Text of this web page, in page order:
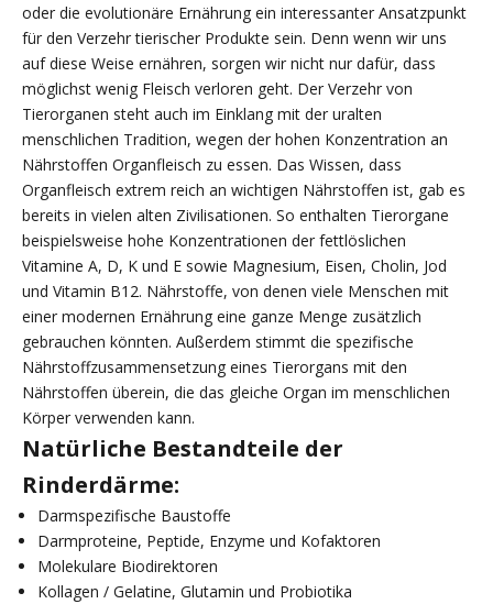
oder die evolutionäre Ernährung ein interessanter Ansatzpunkt
für den Verzehr tierischer Produkte sein. Denn wenn wir uns
auf diese Weise ernähren, sorgen wir nicht nur dafür, dass
möglichst wenig Fleisch verloren geht. Der Verzehr von
Tierorganen steht auch im Einklang mit der uralten
menschlichen Tradition, wegen der hohen Konzentration an
Nährstoffen Organfleisch zu essen. Das Wissen, dass
Organfleisch extrem reich an wichtigen Nährstoffen ist, gab es
bereits in vielen alten Zivilisationen. So enthalten Tierorgane
beispielsweise hohe Konzentrationen der fettlöslichen
Vitamine A, D, K und E sowie Magnesium, Eisen, Cholin, Jod
und Vitamin B12. Nährstoffe, von denen viele Menschen mit
einer modernen Ernährung eine ganze Menge zusätzlich
gebrauchen könnten. Außerdem stimmt die spezifische
Nährstoffzusammensetzung eines Tierorgans mit den
Nährstoffen überein, die das gleiche Organ im menschlichen
Körper verwenden kann.
Natürliche Bestandteile der
Rinderdärme:
Darmspezifische Baustoffe
Darmproteine, Peptide, Enzyme und Kofaktoren
Molekulare Biodirektoren
Kollagen / Gelatine, Glutamin und Probiotika